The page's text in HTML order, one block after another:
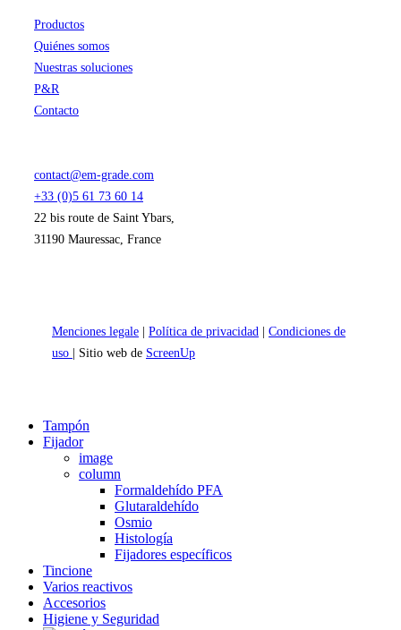
Productos
Quiénes somos
Nuestras soluciones
P&R
Contacto
contact@em-grade.com
+33 (0)5 61 73 60 14
22 bis route de Saint Ybars,
31190 Mauressac, France
Menciones legale | Política de privacidad | Condiciones de
uso | Sitio web de ScreenUp
Close
Menu
Tampón
Fijador
image
column
Formaldehído PFA
Glutaraldehído
Osmio
Histología
Fijadores específicos
Tincione
Varios reactivos
Accesorios
Higiene y Seguridad